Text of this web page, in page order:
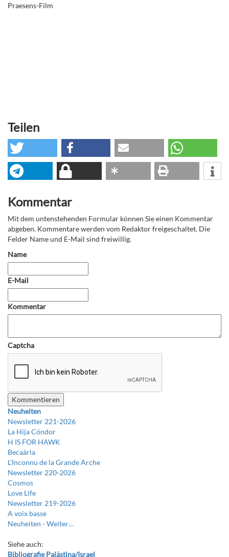
Praesens-Film
Teilen
Kommentar
Mit dem untenstehenden Formular können Sie einen Kommentar
abgeben. Kommentare werden vom Redaktor freigeschaltet. Die
Felder Name und E-Mail sind freiwillig.
Name
E-Mail
Kommentar
Captcha
Neuheiten
Newsletter 221-2026
La Hija Cóndor
H IS FOR HAWK
Becaària
L’Inconnu de la Grande Arche
Newsletter 220-2026
Cosmos
Love Life
Newsletter 219-2026
A voix basse
Neuheiten -Weiter…
Siehe auch:
Bibliografie Palästina/Israel